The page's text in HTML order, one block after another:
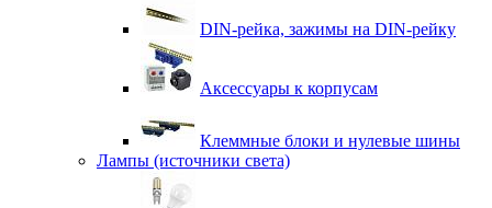
DIN-рейка, зажимы на DIN-рейку
Аксессуары к корпусам
Клеммные блоки и нулевые шины
Лампы (источники света)